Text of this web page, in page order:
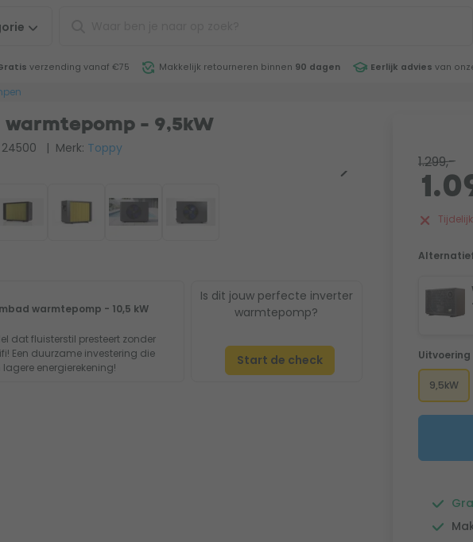
verzending vanaf €75 Makkelijk retourneren binnen 90 dagen Eerlijk advies van
warmtepomp - 9,5kW
| Merk: Toppy
warmtepomp - 10,5 kW
dat fluisterstil presteert zonder
Een duurzame investering die
energierekening!
Is dit jouw perfecte inverter
warmtepomp?
Start de check
1.299,-
Uitvoering
9,5kW